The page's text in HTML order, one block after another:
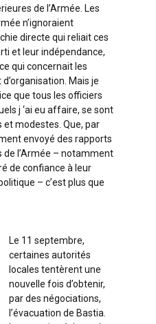
de l’Armée. Les
n’ignoraient
directe qui reliait ces
et leur indépendance,
qui concernait les
Mais je
que tous les officiers
j ‘ai eu affaire, se sont
modestes. Que, par
envoyé des rapports
de l’Armée – notamment
de confiance à leur
– c’est plus que
Le 11 septembre,
certaines autorités
locales tentèrent une
nouvelle fois d’obtenir,
par des négociations,
l’évacuation de Bastia.